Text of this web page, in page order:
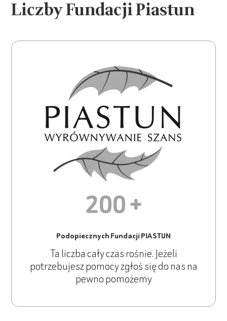
Liczby Fundacji Piastun
200 +
Podopiecznych Fundacji PIASTUN
Ta liczba cały czas rośnie. Jeżeli
potrzebujesz pomocy zgłoś się do nas na
pewno pomożemy